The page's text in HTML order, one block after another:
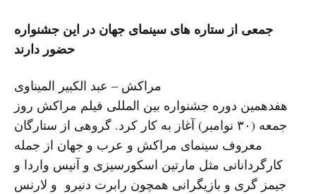
جمعی از ستاره های سینمای جهان در این جشنواره
حضور دارند
مراکش – عبد الکبیر المیناوی
هفدهمین دوره جشنواره بین المللی فیلم مراکش روز
جمعه (۳۰ نوامبر) آغاز به کار کرد. گروهی از ستارگان
معروف سینمای مراکش و عرب و جهان از جمله
کارگردانانی مثل مارتین اسکورسیزی و آنیس واردا و
جیمز گری و بازیگرانی همچون رابرت دنیرو و لارنس